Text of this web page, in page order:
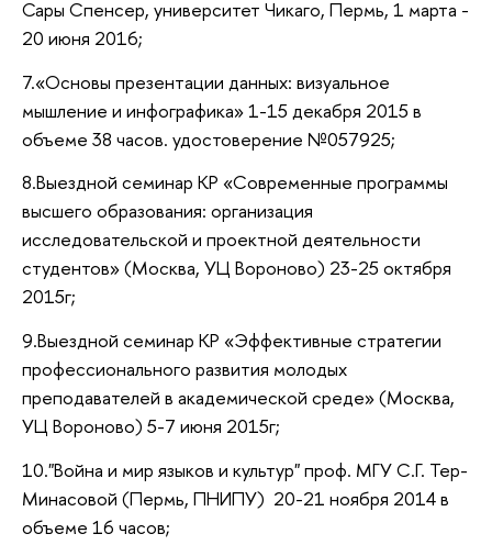
Сары Спенсер, университет Чикаго, Пермь, 1 марта -
20 июня 2016;
7.«Основы презентации данных: визуальное
мышление и инфографика» 1-15 декабря 2015 в
объеме 38 часов. удостоверение №057925;
8.Выездной семинар КР «Современные программы
высшего образования: организация
исследовательской и проектной деятельности
студентов»(Москва, УЦ Вороново) 23-25 октября
2015г;
9.Выездной семинар КР «Эффективные стратегии
профессионального развития молодых
преподавателей в академической среде» (Москва,
УЦ Вороново) 5-7 июня 2015г;
10."Война и мир языков и культур" проф. МГУ С.Г. Тер-
Минасовой (Пермь, ПНИПУ) 20-21 ноября 2014 в
объеме 16 часов;